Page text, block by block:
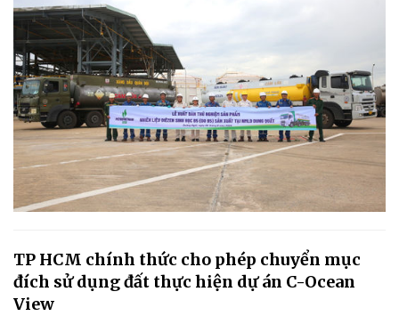
TP HCM chính thức cho phép chuyển mục
đích sử dụng đất thực hiện dự án C-Ocean
View